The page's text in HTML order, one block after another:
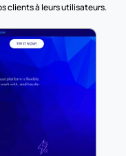
clients à leurs utilisateurs.